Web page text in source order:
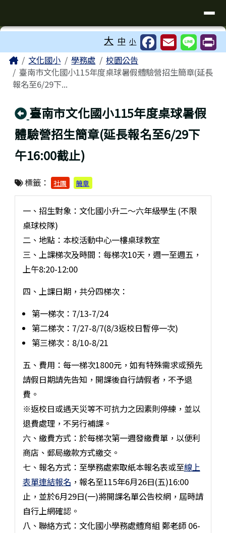
⏸
大 中 小
主內容區域
Home文化國小 學務處
校園公告
臺南市文化國小115年度桌球暑假體驗營招生簡章(延長
報名至6/29下...
回上頁
臺南市文化國小115年度桌球暑假
體驗營招生簡章(延長報名至6/29下
午16:00截止)
標籤： 社團 簡章
一、招生對象：文化國小升二～六年級學生 (不限
桌球校隊)
二、地點：本校活動中心一樓桌球教室
三、上課梯次及時間：每梯次10天，週一至週五，
上午8:20-12:00
四、上課日期，共分四梯次：
第一梯次：7/13-7/24
第二梯次：7/27-8/7(8/3返校日暫停一次)
第三梯次：8/10-8/21
五、費用：每一梯次1800元，如有特殊需求或預先
請假日期請先告知，開課後自行請假者，不予退
費。
※返校日或遇天災等不可抗力之因素則停練，並以
退費處理，不另行補課。
六、繳費方式：於每梯次第一週發繳費單，以便利
商店、郵局繳款方式繳交。
七、報名方式：至學務處索取紙本報名表或至線上
表單連結報名 ，報名至115年6月26日(五)16:00
止，並於6月29日(一)將開課名單公告校網，屆時請
自行上網確認。
八、聯絡方式：文化國小學務處體育組 鄭老師 06-
頁尾區域